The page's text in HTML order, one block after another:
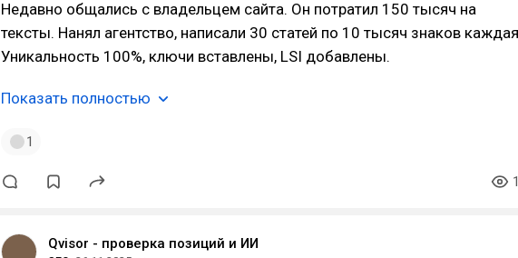
Недавно общались с владельцем сайта. Он потратил 150 тысяч на
тексты. Нанял агентство, написали 30 статей по 10 тысяч знаков
Уникальность 100%, ключи вставлены, LSI добавлены.
Показать полностью
1
Qvisor - проверка позиций и ИИ